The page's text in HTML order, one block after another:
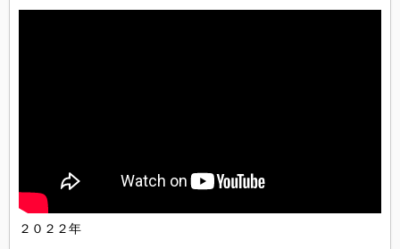
２０２２年